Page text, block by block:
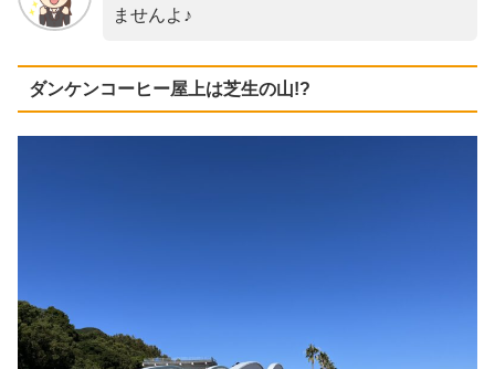
ませんよ♪
ダンケンコーヒー屋上は芝生の山!?